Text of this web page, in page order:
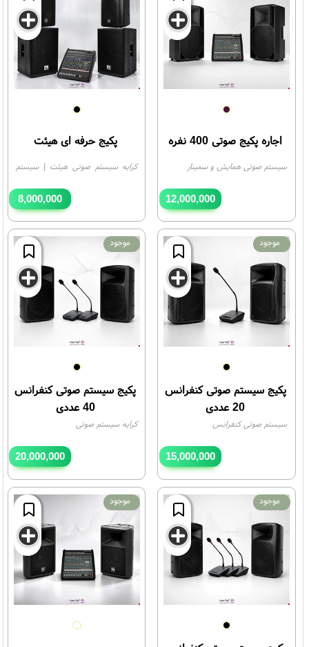
اجاره پکیج صوتی 400 نفره
سیستم صوتی همایش و سمینار
12,000,000
تومان
پکیج حرفه ای هیئت
کرایه سیستم صوتی هیئت | سیستم
8,000,000
تومان
پکیج سیستم صوتی کنفرانس
20 عددی
سیستم صوتی کنفرانس
15,000,000
تومان
موجود
پکیج سیستم صوتی کنفرانس
40 عددی
کرایه سیستم صوتی
20,000,000
تومان
موجود
موجود موجود